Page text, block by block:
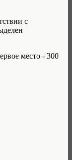
с
место - 300